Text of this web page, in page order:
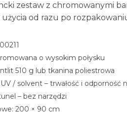
zestaw z chromowanymi
od razu po
o wysokim połysku
510 g lub tkanina poliestrowa
/ solvent – trwałość i odporność
– bez narzędzi
200 × 90 cm